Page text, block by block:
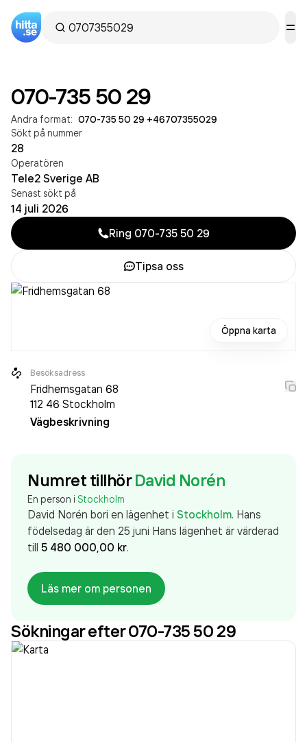
070-735 50 29
Andra format: 070-735 50 29 +46707355029
Sökt på nummer
28
Operatören
Tele2 Sverige AB
Senast sökt på
14 juli 2026
Ring 070-735 50 29
Tipsa oss
Öppna karta
Besöksadress
Fridhemsgatan 68
112 46 Stockholm
Vägbeskrivning
Numret tillhör David Norén
En person i Stockholm
David Norén bori en lägenhet i Stockholm. Hans
födelsedag är den 25 juni Hans lägenhet är värderad
till 5 480 000,00 kr.
Läs mer om personen
Sökningar efter 070-735 50 29